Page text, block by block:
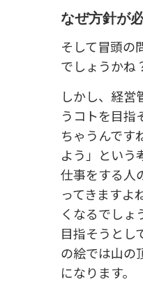
なぜ方針が
そして冒頭の
でしょうかね
しかし、経
うコトを目指
ちゃうんです
よう」という
仕事をする人
ってきますよ
くなるでしょ
目指そうとし
の絵では山の
になります。